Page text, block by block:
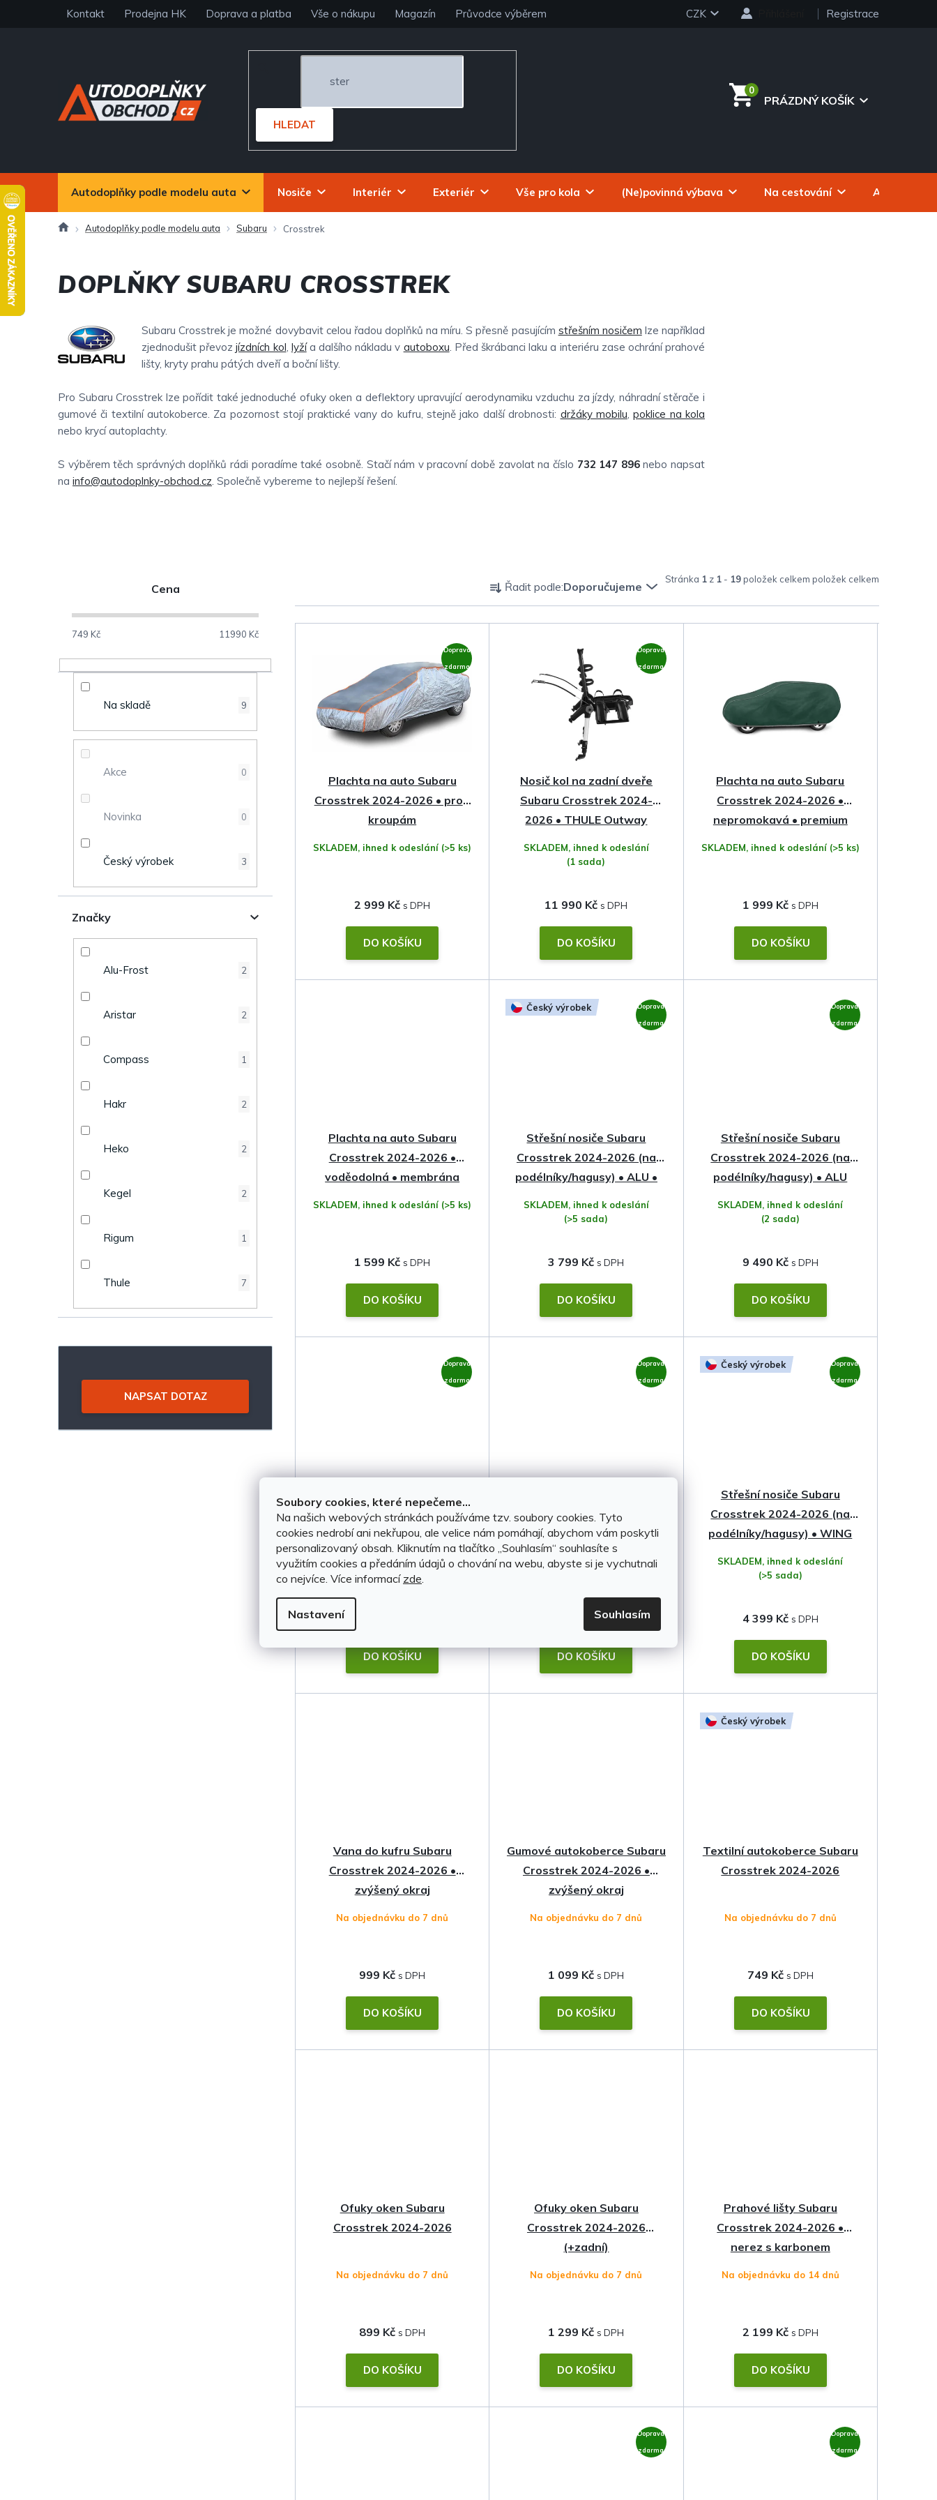
Soubory cookies, které nepečeme...
Na našich webových stránkách používáme tzv. soubory cookies. Tyto
cookies nedrobí ani nekřupou, ale velice nám pomáhají, abychom vám poskytli
personalizovaný obsah. Kliknutím na tlačítko ,,Souhlasím“ souhlasíte s
využitím cookies a předáním údajů o chování na webu, abyste si je vychutnali
co nejvíce. Více informací zde.
Nastavení Souhlasím
Kontakt Prodejna HK Doprava a platba Vše o nákupu Magazín Průvodce výběrem CZK Registrace
HLEDAT
PRÁZDNÝ KOŠÍK
Autodoplňky podle modelu auta Nosiče Interiér Exteriér Vše pro kola (Ne)povinná výbava Na cestování
DomůAutodoplňky podle modelu auta Subaru Crosstrek
DOPLŇKY SUBARU CROSSTREK
Subaru Crosstrek je možné dovybavit celou řadou doplňků na míru. S přesně pasujícím střešním nosičem lze například
zjednodušit převozjízdních kol, lyžía dalšího nákladu v autoboxu. Před škrábanci laku a interiéru zase ochrání prahové
lišty, kryty prahu pátých dveří a boční lišty.
Pro Subaru Crosstrek lze pořídit také jednoduché ofuky oken a deflektory upravující aerodynamiku vzduchu za jízdy, náhradní stěrače i
gumové či textilní autokoberce. Za pozornost stojí praktické vany do kufru, stejně jako další drobnosti: držáky mobilu,poklice na kola
nebo krycí autoplachty.
S výběrem těch správných doplňků rádi poradíme také osobně. Stačí nám v pracovní době zavolat na číslo 732 147 896nebo napsat
na info@autodoplnky-obchod.cz. Společně vybereme to nejlepší řešení.
t
a
Cena
749 Kč 11990 Kč
Na skladě 9
Akce 0
Novinka 0
Český výrobek 3
Značky
Alu-Frost 2
Aristar 2
Compass 1
Hakr 2
Heko 2
Kegel 2
Rigum 1
Thule 7
NAPSAT DOTAZ
Stránka 1 z 1 - 19položek celkem
Ř
a
ů
Řadit podle:Doporučujeme
t
Doprava
zdarma
Plachta na auto Subaru
Crosstrek 2024-2026 • proti
kroupám
SKLADEM, ihned k odeslání (>5 ks)
2 999 Kč
DO KOŠÍKU
Doprava
zdarma
Nosič kol na zadní dveře
Subaru Crosstrek 2024-
2026 • THULE Outway
SKLADEM, ihned k odeslání
(1 sada)
11 990 Kč
DO KOŠÍKU
Plachta na auto Subaru
Crosstrek 2024-2026 •
nepromokavá • premium
SKLADEM, ihned k odeslání (>5 ks)
1 999 Kč
DO KOŠÍKU
Plachta na auto Subaru
Crosstrek 2024-2026 •
voděodolná • membrána
SKLADEM, ihned k odeslání (>5 ks)
1 599 Kč
DO KOŠÍKU
Český výrobek Doprava
zdarma
Střešní nosiče Subaru
Crosstrek 2024-2026 (na
podélníky/hagusy) • ALU •
SKLADEM, ihned k odeslání
(>5 sada)
3 799 Kč
DO KOŠÍKU
Doprava
zdarma
Střešní nosiče Subaru
Crosstrek 2024-2026 (na
podélníky/hagusy) • ALU
SKLADEM, ihned k odeslání
(2 sada)
9 490 Kč
DO KOŠÍKU
Doprava
zdarma
Střešní nosiče Subaru
Crosstrek 2024-2026 (na
podélníky/hagusy) • ocel •
Thule
SKLADEM, ihned k odeslání
(4 sada)
DO KOŠÍKU
Doprava
zdarma
Crosstrek 2024-2026 (na
podélníky/hagusy) • WING
EVO • Thule
SKLADEM, ihned k odeslání
6 690 Kč
DO KOŠÍKU
Český výrobek Doprava
zdarma
Střešní nosiče Subaru
Crosstrek 2024-2026 (na
podélníky/hagusy) • WING
SKLADEM, ihned k odeslání
(>5 sada)
4 399 Kč
DO KOŠÍKU
Vana do kufru Subaru
Crosstrek 2024-2026 •
zvýšený okraj
Na objednávku do 7 dnů
999 Kč
DO KOŠÍKU
Gumové autokoberce Subaru
Crosstrek 2024-2026 •
zvýšený okraj
Na objednávku do 7 dnů
1 099 Kč
DO KOŠÍKU
Český výrobek
Textilní autokoberce Subaru
Crosstrek 2024-2026
Na objednávku do 7 dnů
749 Kč
DO KOŠÍKU
Ofuky oken Subaru
Crosstrek 2024-2026
Na objednávku do 7 dnů
899 Kč
DO KOŠÍKU
Ofuky oken Subaru
Crosstrek 2024-2026
(+zadní)
Na objednávku do 7 dnů
1 299 Kč
DO KOŠÍKU
Prahové lišty Subaru
Crosstrek 2024-2026 •
nerez s karbonem
Na objednávku do 14 dnů
2 199 Kč
DO KOŠÍKU
Doprava
zdarma
Doprava
zdarma